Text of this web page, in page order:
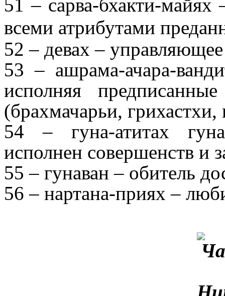
51 – сарва-бхакти-
всеми атрибутами
52 – девах –
53 – ашрама-ачара-
исполняя
(брахмачарьи,
54 – гуна-атитах
исполнен совершенств и
55 – гунаван – обитель
56 – нартана-приях –